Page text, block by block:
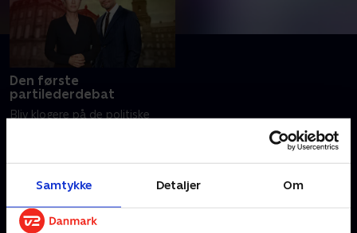
Samtykke Detaljer Om
Den første
partilederdebat
Bliv klogere på de politiske
partilederdebat.
26. februar 2026 • 106 min
Andre så også